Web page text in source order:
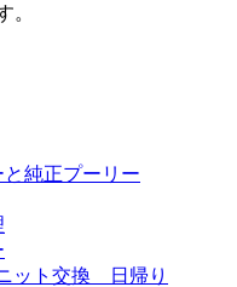
。
純正プーリー
ット交換 日帰り